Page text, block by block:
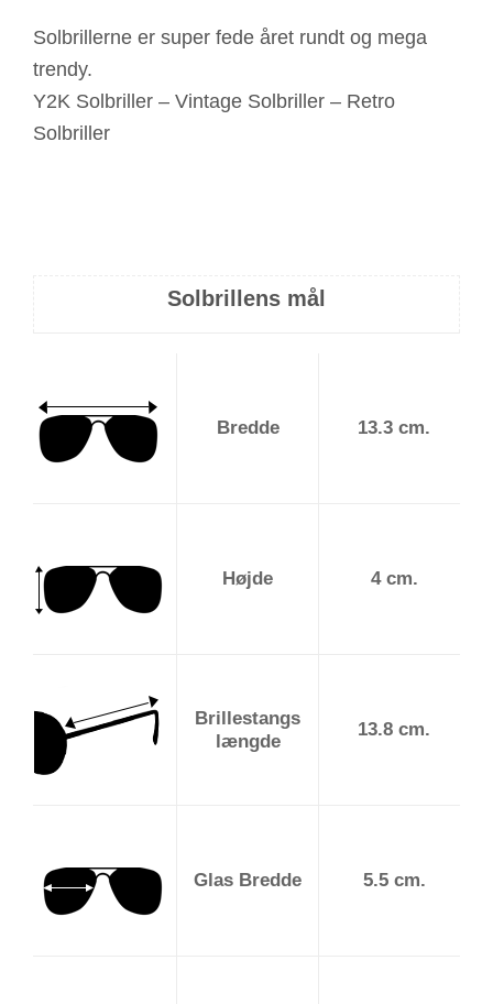
Solbrillerne er super fede året rundt og mega
trendy.
Y2K Solbriller – Vintage Solbriller – Retro
Solbriller
Solbrillens mål
Bredde 13.3 cm.
Højde 4 cm.
Brillestangs
længde
13.8 cm.
Glas Bredde 5.5 cm.